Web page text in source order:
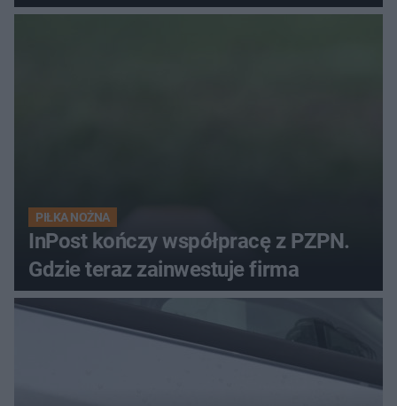
"MasterChefa"
PIŁKA NOŻNA
InPost kończy współpracę z PZPN.
Gdzie teraz zainwestuje firma